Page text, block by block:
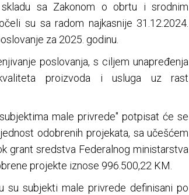
sa Zakonom o obrtu i srodnim
su sa radom najkasnije 31.12.2024.
za 2025. godinu.
poslovanja, s ciljem unapređenja
proizvoda i usluga uz rast
male privrede" potpisat će se
odobrenih projekata, sa učešćem
grant sredstva Federalnog ministarstva
projekte iznose 996.500,22 KM.
su subjekti male privrede definisani po